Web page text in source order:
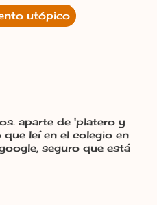
utópico
aparte de 'platero y
leí en el colegio en
seguro que está